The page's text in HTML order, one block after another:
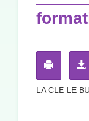
LA CLÉ LE